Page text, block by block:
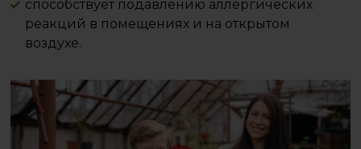
способствует подавлению аллергических
реакций в помещениях и на открытом
воздухе.